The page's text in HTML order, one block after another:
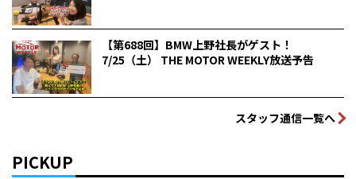
【第688回】BMW上野社長がゲスト！
7/25（土） THE MOTOR WEEKLY放送予告
スタッフ通信一覧へ
PICKUP